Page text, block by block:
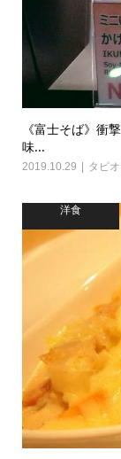
《富士そば》衝
味...
2019.10.29 タピ
洋食